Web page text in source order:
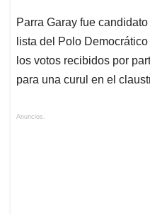
Parra Garay fue
lista del Polo
los votos recibidos por
para una curul en el
Anuncios.